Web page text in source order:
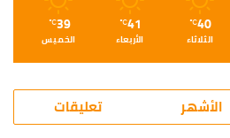
40
℃
الثلاثاء
41
℃
الأربعاء
39
℃
الخميس
الأشهر تعليقات